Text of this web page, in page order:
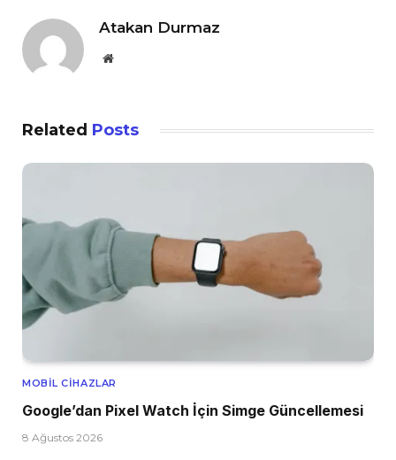
Atakan Durmaz
Website
Related Posts
MOBIL CIHAZLAR
Google’dan Pixel Watch İçin Simge Güncellemesi
8 Ağustos 2026